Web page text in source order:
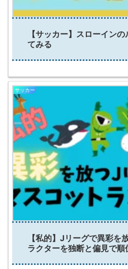
【サッカー】スローイン
てみる
サッカー
【私的】Jリーグで異彩を
ラクターを独断と偏見で順